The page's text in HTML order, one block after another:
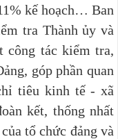
kế hoạch… Ban
tra Thành ủy và
công tác kiểm tra,
góp phần quan
tiêu kinh tế - xã
kết, thống nhất
tổ chức đảng và